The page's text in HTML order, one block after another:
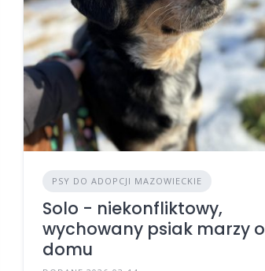
PSY DO ADOPCJI MAZOWIECKIE
Solo - niekonfliktowy,
wychowany psiak marzy o
domu